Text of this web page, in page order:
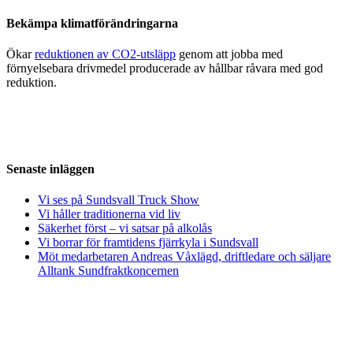
Bekämpa klimatförändringarna
Ökarreduktionen av CO2-utsläpp genom att jobba med
förnyelsebara drivmedel producerade av hållbar råvara med god
reduktion.
Senaste inläggen
Vi ses på Sundsvall Truck Show
Vi håller traditionerna vid liv
Säkerhet först – vi satsar på alkolås
Vi borrar för framtidens fjärrkyla i Sundsvall
Möt medarbetaren Andreas Våxlägd, driftledare och säljare
Alltank Sundfraktkoncernen